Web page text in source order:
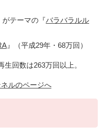
がテーマの『バラバラルル
』（平成29年・68万回）
回数は263万回以上。
ルのページへ